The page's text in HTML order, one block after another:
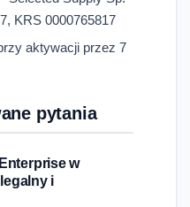
KRS 0000765817
aktywacji przez 7
pytania
w
i